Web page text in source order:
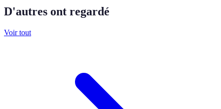
D'autres ont regardé
Voir tout